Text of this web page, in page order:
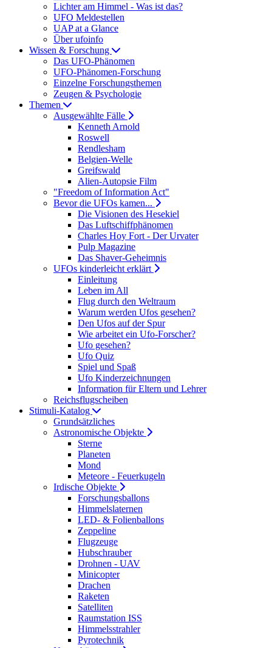
Lichter am Himmel - Was ist das?
UFO Meldestellen
UAP at a Glance
Über ufoinfo
Wissen & Forschung
Das UFO-Phänomen
UFO-Phänomen-Forschung
Einzelne Forschungsthemen
Zeugen & Psychologie
Themen
Ausgewählte Fälle
Kenneth Arnold
Roswell
Rendlesham
Belgien-Welle
Greifswald
Alien-Autopsie Film
"Freedom of Information Act"
Bevor die UFOs kamen...
Die Visionen des Hesekiel
Das Luftschiffphänomen
Charles Hoy Fort - Der Urvater
Pulp Magazine
Das Shaver-Geheimnis
UFOs kinderleicht erklärt
Einleitung
Leben im All
Flug durch den Weltraum
Warum werden Ufos gesehen?
Den Ufos auf der Spur
Wie arbeitet ein Ufo-Forscher?
Ufo gesehen?
Ufo Quiz
Spiel und Spaß
Ufo Kinderzeichnungen
Information für Eltern und Lehrer
Reichsflugscheiben
Stimuli-Katalog
Grundsätzliches
Astronomische Objekte
Sterne
Planeten
Mond
Meteore - Feuerkugeln
Irdische Objekte
Forschungsballons
Himmelslaternen
LED- & Folienballons
Zeppeline
Flugzeuge
Hubschrauber
Drohnen - UAV
Minicopter
Drachen
Raketen
Satelliten
Raumstation ISS
Himmelsstrahler
Pyrotechnik